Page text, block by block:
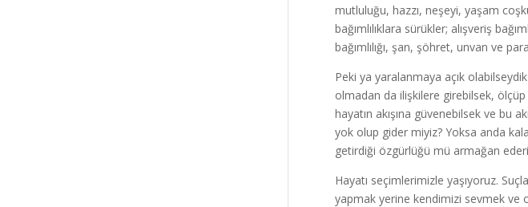
mutluluğu, hazzı, neşeyi, yaşam
bağımlılıklara sürükler; alışveriş
bağımlılığı, şan, şöhret, unvan ve
Peki ya yaralanmaya açık
olmadan da ilişkilere girebilsek, ölçüp
hayatın akışına güvenebilsek ve bu
yok olup gider miyiz? Yoksa anda
getirdiği özgürlüğü mü armağan
Hayatı seçimlerimizle yaşıyoruz.
yapmak yerine kendimizi sevmek ve